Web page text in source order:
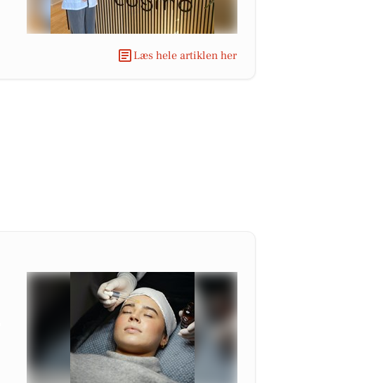
Læs hele artiklen her